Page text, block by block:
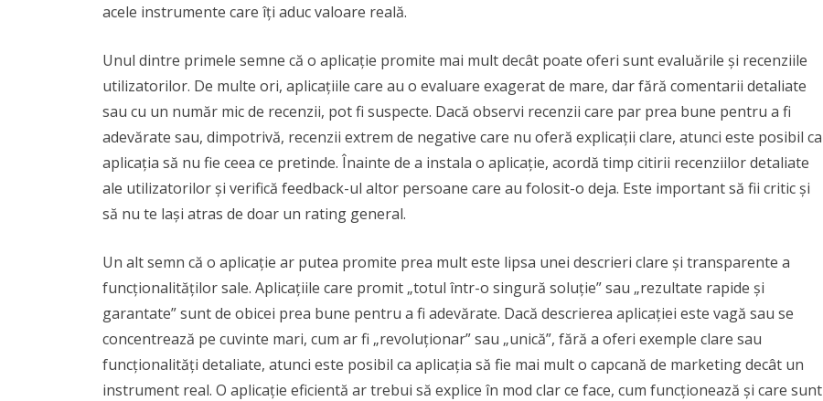
acele instrumente care îți aduc valoare reală.
Unul dintre primele semne că o aplicație promite mai mult decât poate oferi sunt evaluările și recenziile
utilizatorilor. De multe ori, aplicațiile care au o evaluare exagerat de mare, dar fără comentarii detaliate
sau cu un număr mic de recenzii, pot fi suspecte. Dacă observi recenzii care par prea bune pentru a fi
adevărate sau, dimpotrivă, recenzii extrem de negative care nu oferă explicații clare, atunci este posibil ca
aplicația să nu fie ceea ce pretinde. Înainte de a instala o aplicație, acordă timp citirii recenziilor detaliate
ale utilizatorilor și verifică feedback-ul altor persoane care au folosit-o deja. Este important să fii critic și
să nu te lași atras de doar un rating general.
Un alt semn că o aplicație ar putea promite prea mult este lipsa unei descrieri clare și transparente a
funcționalităților sale. Aplicațiile care promit „totul într-o singură soluție” sau „rezultate rapide și
garantate” sunt de obicei prea bune pentru a fi adevărate. Dacă descrierea aplicației este vagă sau se
concentrează pe cuvinte mari, cum ar fi „revoluționar” sau „unică”, fără a oferi exemple clare sau
funcționalități detaliate, atunci este posibil ca aplicația să fie mai mult o capcană de marketing decât un
instrument real. O aplicație eficientă ar trebui să explice în mod clar ce face, cum funcționează și care sunt